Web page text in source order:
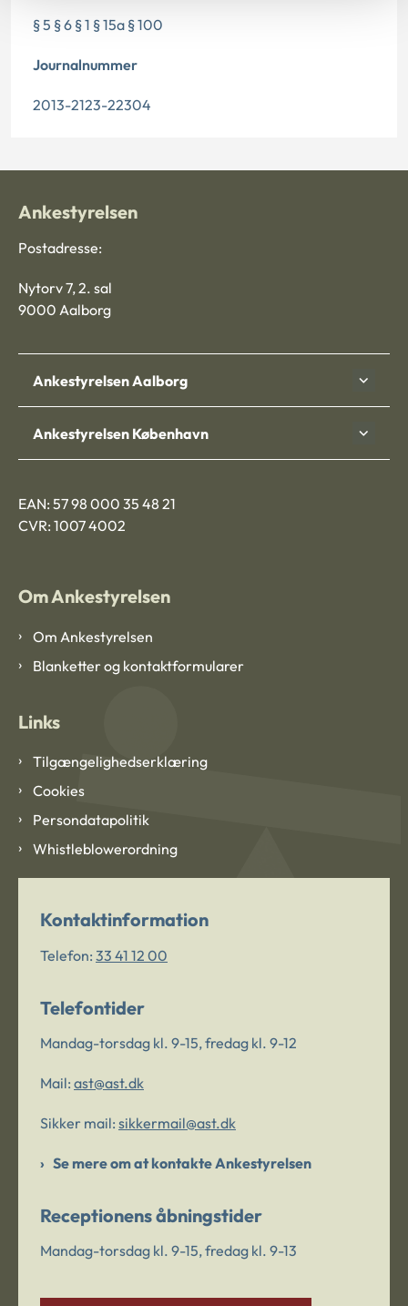
§ 5 § 6 § 1 § 15a § 100
Journalnummer
2013-2123-22304
Ankestyrelsen
Postadresse:
Nytorv 7, 2. sal
9000 Aalborg
Ankestyrelsen Aalborg
Ankestyrelsen København
EAN: 57 98 000 35 48 21
CVR: 1007 4002
Om Ankestyrelsen
Om Ankestyrelsen
Blanketter og kontaktformularer
Links
Tilgængelighedserklæring
Cookies
Persondatapolitik
Whistleblowerordning
Kontaktinformation
Telefon: 33 41 12 00
Telefontider
Mandag-torsdag kl. 9-15, fredag kl. 9-12
Mail: ast@ast.dk
Sikker mail: sikkermail@ast.dk
Se mere om at kontakte Ankestyrelsen
Receptionens åbningstider
Mandag-torsdag kl. 9-15, fredag kl. 9-13